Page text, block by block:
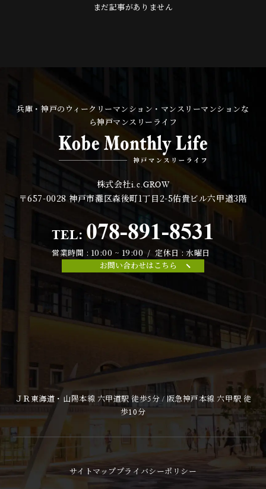
まだ記事がありません
兵庫・神戸のウィークリーマンション・マンスリーマンションな
ら神戸マンスリーライフ
株式会社i.c.GROW
〒657-0028神戸市灘区森後町1丁目2-5佑貴ビル六甲道3階
TEL: 078-891-8531
営業時間 : 10:00 ~ 19:00 / 定休日 : 水曜日
お問い合わせはこちら
ＪＲ東海道・山陽本線 六甲道駅 徒歩5分 / 阪急神戸本線 六甲駅 徒
歩10分
サイトマップ プライバシーポリシー